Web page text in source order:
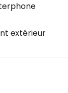
extérieur